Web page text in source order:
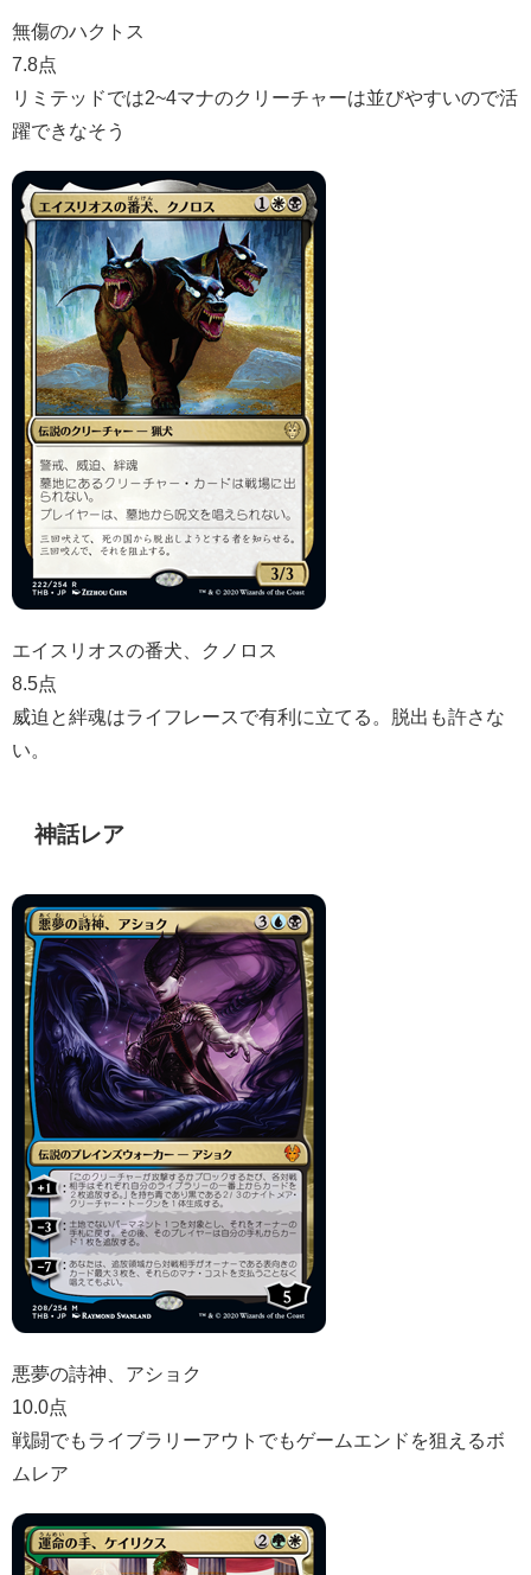
無傷のハクトス
7.8点
リミテッドでは2~4マナのクリーチャーは並びやすいので活
躍できなそう
エイスリオスの番犬、クノロス
8.5点
威迫と絆魂はライフレースで有利に立てる。脱出も許さな
い。
神話レア
悪夢の詩神、アショク
10.0点
戦闘でもライブラリーアウトでもゲームエンドを狙えるボ
ムレア